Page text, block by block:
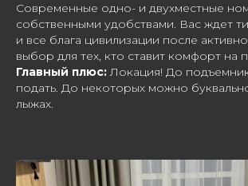
Современные одно- и двухместные
собственными удобствами. Вас ждет
и все блага цивилизации после
выбор для тех, кто ставит комфорт на
Главный плюс:Локация! До
подать. До некоторых можно
лыжах.